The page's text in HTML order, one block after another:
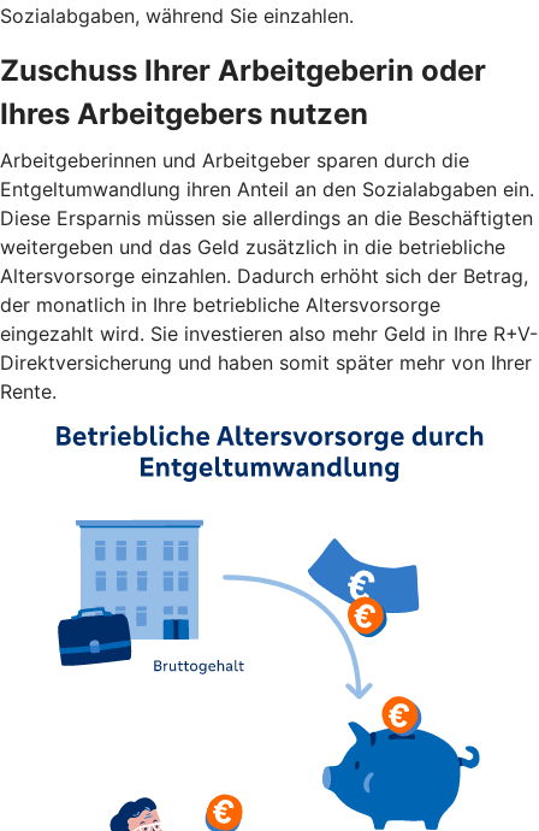
Sozialabgaben, während Sie einzahlen.
Zuschuss Ihrer Arbeitgeberin oder
Ihres Arbeitgebers nutzen
Arbeitgeberinnen und Arbeitgeber sparen durch die
Entgeltumwandlung ihren Anteil an den Sozialabgaben ein.
Diese Ersparnis müssen sie allerdings an die Beschäftigten
weitergeben und das Geld zusätzlich in die betriebliche
Altersvorsorge einzahlen. Dadurch erhöht sich der Betrag,
der monatlich in Ihre betriebliche Altersvorsorge
eingezahlt wird. Sie investieren also mehr Geld in Ihre R+V-
Direktversicherung und haben somit später mehr von Ihrer
Rente.